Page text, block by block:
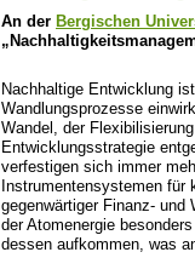
An der Bergischen
Nachhaltige Entwicklung
Wandlungsprozesse
Wandel, der
Entwicklungsstrategie
verfestigen sich immer
Instrumentensystemen
gegenwärtiger Finanz-
der Atomenergie
dessen aufkommen, was